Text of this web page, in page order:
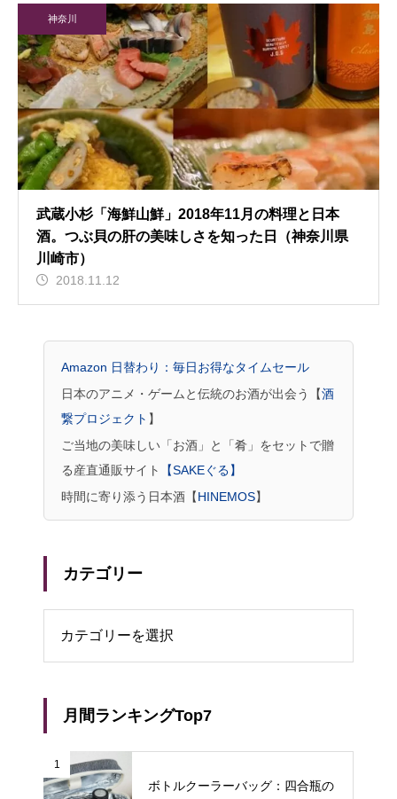
神奈川
武蔵小杉「海鮮山鮮」2018年11月の料理と日本
酒。つぶ貝の肝の美味しさを知った日（神奈川県
川崎市）
2018.11.12
Amazon 日替わり：毎日お得なタイムセール
日本のアニメ・ゲームと伝統のお酒が出会う【酒
繋プロジェクト 】
ご当地の美味しい「お酒」と「肴」をセットで贈
る産直通販サイト
【SAKEぐる】
時間に寄り添う日本酒【HINEMOS】
カテゴリー
月間ランキングTop7
1
ボトルクーラーバッグ：四合瓶の